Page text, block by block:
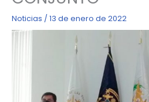
Noticias / 13 de enero de 2022